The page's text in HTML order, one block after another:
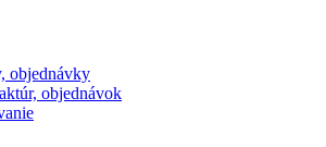
objednávky
objednávok